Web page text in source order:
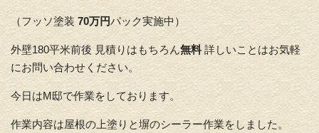
（フッソ塗装 70万円パック実施中）
外壁180平米前後 見積りはもちろん無料詳しいことはお気軽
にお問い合わせください。
今日はM邸で作業をしております。
作業内容は屋根の上塗りと塀のシーラー作業をしました。